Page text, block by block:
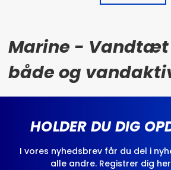
Marine -
både og
HOLDER DU DIG
I vores nyhedsbrev får du del i
alle andre. Registrer dig